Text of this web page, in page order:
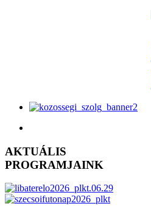
AKTUÁLIS
PROGRAMJAINK